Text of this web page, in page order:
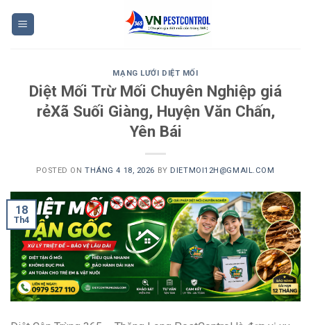
MẠNG LƯỚI DIỆT MỐI
Diệt Mối Trừ Mối Chuyên Nghiệp giá
rẻXã Suối Giàng, Huyện Văn Chấn,
Yên Bái
POSTED ONTHÁNG 4 18, 2026 BY DIETMOI12H@GMAIL.COM
18
Th4